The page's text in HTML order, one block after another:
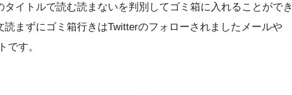
タイトルで読む読まないを判別してゴミ箱に入れることができ
まずにゴミ箱行きはTwitterのフォローされましたメールや
です。